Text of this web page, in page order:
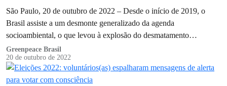
São Paulo, 20 de outubro de 2022 – Desde o início de 2019, o
Brasil assiste a um desmonte generalizado da agenda
socioambiental, o que levou à explosão do desmatamento…
Greenpeace Brasil
20 de outubro de 2022